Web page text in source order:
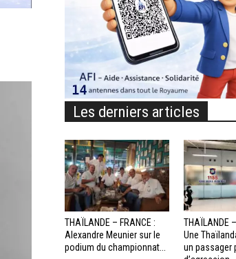
Les derniers articles
THAÏLANDE – FRANCE :
Alexandre Meunier sur le
podium du championnat...
THAÏLANDE
Une
un passager